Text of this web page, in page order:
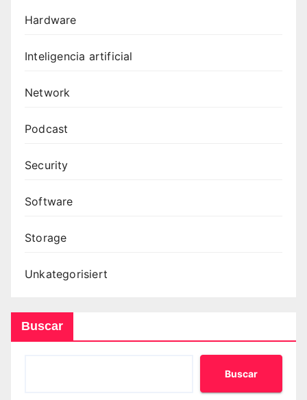
Hardware
Inteligencia artificial
Network
Podcast
Security
Software
Storage
Unkategorisiert
Buscar
Buscar